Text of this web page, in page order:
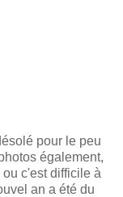
pour le peu
également,
c'est difficile à
an a été du